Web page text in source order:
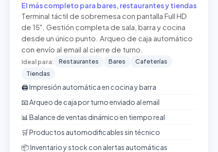
El más completo para bares, restaurantes y tiendas
Terminal táctil de sobremesa con pantalla Full HD
de 15". Gestión completa de sala, barra y cocina
desde un único punto. Arqueo de caja automático
con envío al email al cierre de turno.
Ideal para: Restaurantes Bares
Cafeterías
Tiendas
🖨️ Impresión automática en cocina y barra
📧 Arqueo de caja por turno enviado al email
📊 Balance de ventas dinámico en tiempo real
🛒 Productos automodificables sin técnico
📦 Inventario y stock con alertas automáticas